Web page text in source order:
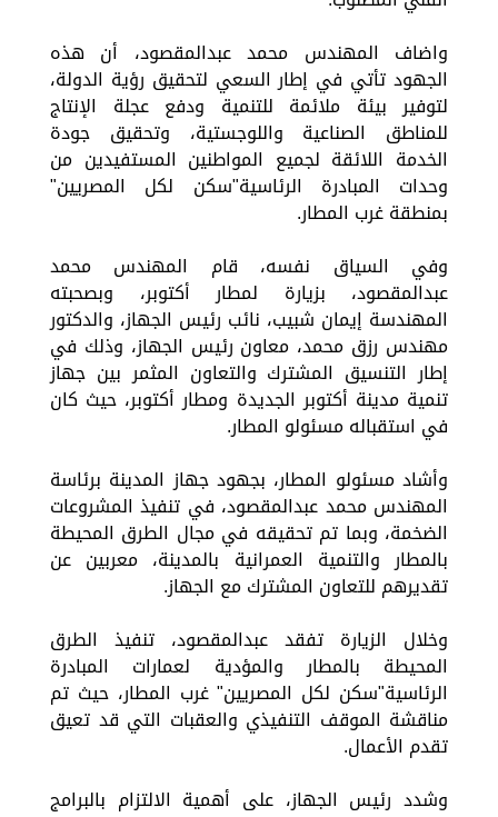
واضاف المهندس محمد عبدالمقصود، أن هذه
الجهود تأتي في إطار السعي لتحقيق رؤية الدولة،
لتوفير بيئة ملائمة للتنمية ودفع عجلة الإنتاج
للمناطق الصناعية واللوجستية، وتحقيق جودة
الخدمة اللائقة لجميع المواطنين المستفيدين من
وحدات المبادرة الرئاسية"سكن لكل المصريين"
بمنطقة غرب المطار.
وفي السياق نفسه، قام المهندس محمد
عبدالمقصود، بزيارة لمطار أكتوبر، وبصحبته
المهندسة إيمان شبيب، نائب رئيس الجهاز، والدكتور
مهندس رزق محمد، معاون رئيس الجهاز، وذلك في
إطار التنسيق المشترك والتعاون المثمر بين جهاز
تنمية مدينة أكتوبر الجديدة ومطار أكتوبر، حيث كان
في استقباله مسئولو المطار.
وأشاد مسئولو المطار، بجهود جهاز المدينة برئاسة
المهندس محمد عبدالمقصود، في تنفيذ المشروعات
الضخمة، وبما تم تحقيقه في مجال الطرق المحيطة
بالمطار والتنمية العمرانية بالمدينة، معربين عن
تقديرهم للتعاون المشترك مع الجهاز.
وخلال الزيارة تفقد عبدالمقصود، تنفيذ الطرق
المحيطة بالمطار والمؤدية لعمارات المبادرة
الرئاسية"سكن لكل المصريين" غرب المطار، حيث تم
مناقشة الموقف التنفيذي والعقبات التي قد تعيق
تقدم الأعمال.
وشدد رئيس الجهاز، على أهمية الالتزام بالبرامج